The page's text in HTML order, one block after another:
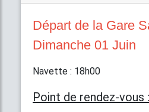
Départ de la Gare
Dimanche 01 Juin
Navette : 18h00
Point de rendez-vous :